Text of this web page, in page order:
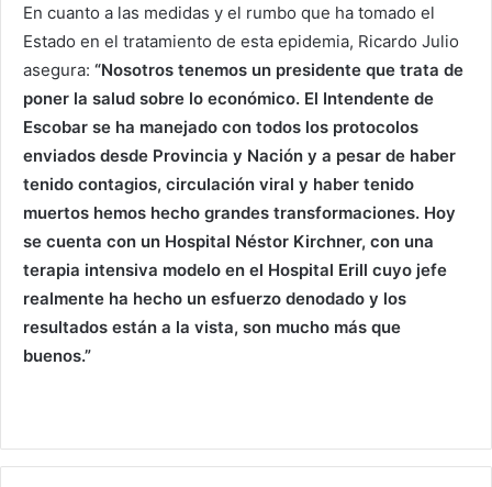
En cuanto a las medidas y el rumbo que ha tomado el
Estado en el tratamiento de esta epidemia, Ricardo Julio
asegura: “Nosotros tenemos un presidente que trata de
poner la salud sobre lo económico. El Intendente de
Escobar se ha manejado con todos los protocolos
enviados desde Provincia y Nación y a pesar de haber
tenido contagios, circulación viral y haber tenido
muertos hemos hecho grandes transformaciones. Hoy
se cuenta con un Hospital Néstor Kirchner, con una
terapia intensiva modelo en el Hospital Erill cuyo jefe
realmente ha hecho un esfuerzo denodado y los
resultados están a la vista, son mucho más que
buenos.”